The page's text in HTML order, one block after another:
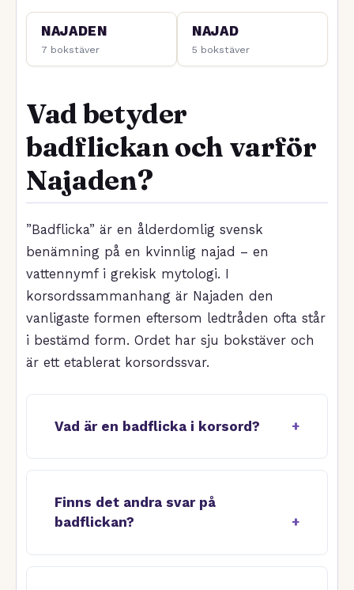
NAJADEN
7 bokstäver
NAJAD
5 bokstäver
Vad betyder
badflickan och varför
Najaden?
”Badflicka” är en ålderdomlig svensk
benämning på en kvinnlig najad – en
vattennymf i grekisk mytologi. I
korsordssammanhang är Najaden den
vanligaste formen eftersom ledtråden ofta står
i bestämd form. Ordet har sju bokstäver och
är ett etablerat korsordssvar.
Vad är en badflicka i korsord?
Finns det andra svar på
badflickan?